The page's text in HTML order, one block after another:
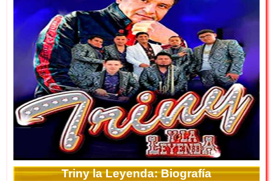
Triny la Leyenda: Biografía